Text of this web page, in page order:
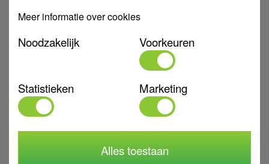
Meer informatie over cookies
Noodzakelijk Voorkeuren
Statistieken Marketing
Alles toestaan